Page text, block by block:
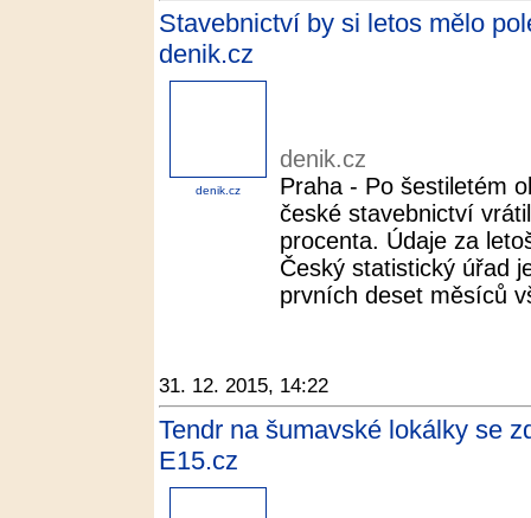
Stavebnictví by si letos mělo
denik.cz
denik.cz
denik.cz
Praha - Po šestiletém
české stavebnictví
procenta. Údaje za
Český statistický úřad
prvních deset měsíců
31. 12. 2015, 14:22
Tendr na šumavské lokálky se
E15.cz